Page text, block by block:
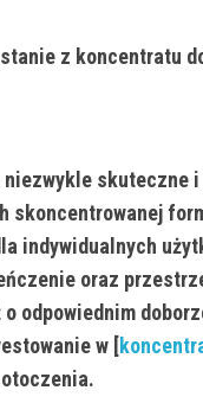
z koncentratu
skuteczne
skoncentrowanej
indywidualnych
oraz
odpowiednim
w [